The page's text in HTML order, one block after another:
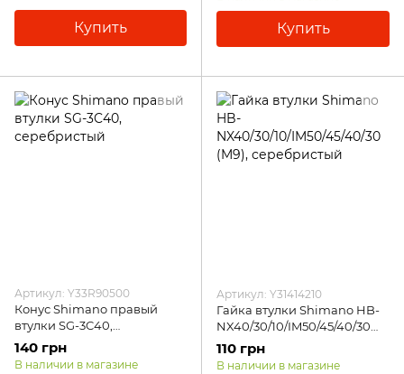
Купить Купить
Артикул: Y33R90500
Конус Shimano правый
втулки SG-3C40,
серебристый
140 грн
В наличии в магазине
Артикул: Y31414210
Гайка втулки Shimano HB-
NX40/30/10/IM50/45/40/30
(M9), серебристый
110 грн
В наличии в магазине